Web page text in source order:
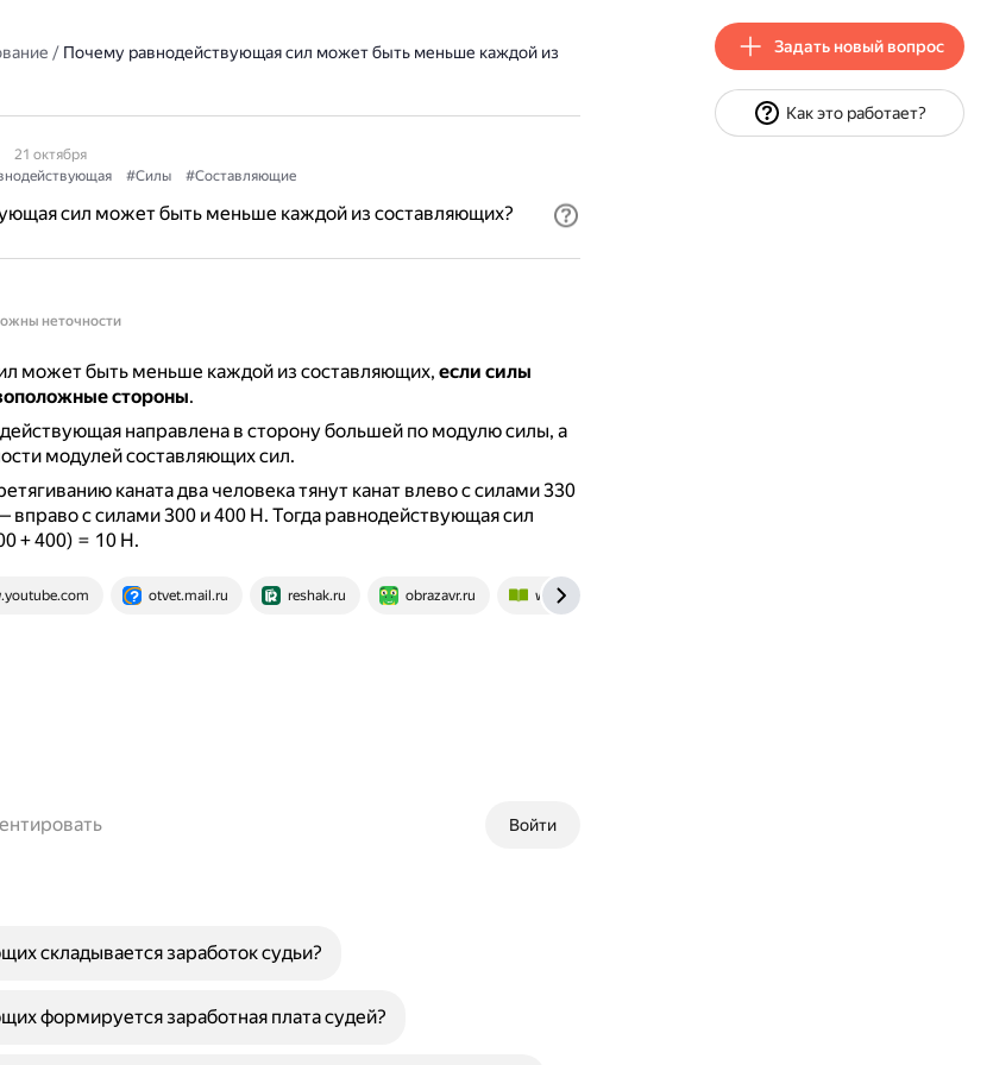
/ Почему равнодействующая сил может быть меньше каждой из
21 октября
#Силы #Составляющие
сил может быть меньше каждой из составляющих?
неточности
может быть меньше каждой из составляющих, если силы
стороны.
направлена в сторону большей по модулю силы, а
модулей составляющих сил.
каната два человека тянут канат влево с силами 330
вправо с силами 300 и 400 Н. Тогда равнодействующая сил
+ 400) = 10 Н.
otvet.mail.ru reshak.ru obrazavr.ru www.yaklass.ru
Войти
складывается заработок судьи?
формируется заработная плата судей?
Задать новый вопрос
Как это работает?